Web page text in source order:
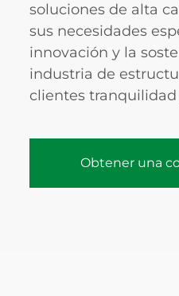
soluciones de alta
sus necesidades
innovación y la
industria de
clientes
Obtener una